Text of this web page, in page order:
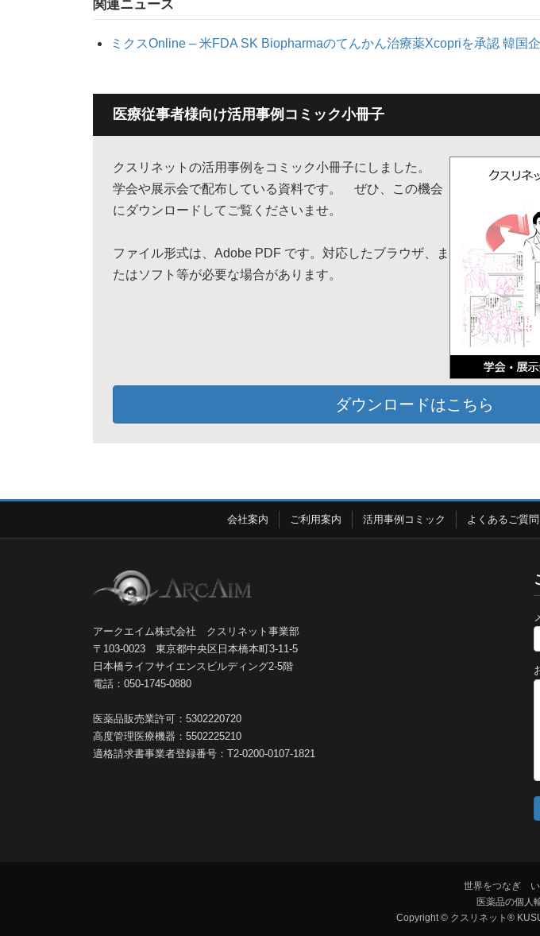
関連ニュース
ミクスOnline – 米FDA SK Biopharmaのてんかん治療薬Xcopriを承認 韓国
医療従事者様向け活用事例コミック小冊子
クスリネットの活用事例をコミック小冊子にしました。
学会や展示会で配布している資料です。 ぜひ、この機会
にダウンロードしてご覧くださいませ。
ファイル形式は、Adobe PDF です。対応したブラウザ、ま
たはソフト等が必要な場合があります。
ダウンロードはこちら
会社案内 ご利用案内 活用事例コミック よくあるご質問
アークエイム株式会社 クスリネット事業部
〒103-0023 東京都中央区日本橋本町3-11-5
日本橋ライフサイエンスビルディング2-5階
電話：050-1745-0880
医薬品販売業許可：5302220720
高度管理医療機器：5502225210
適格請求書事業者登録番号：T2-0200-0107-1821
世界をつなぎ
医薬品の個人
Copyright © クスリネット®